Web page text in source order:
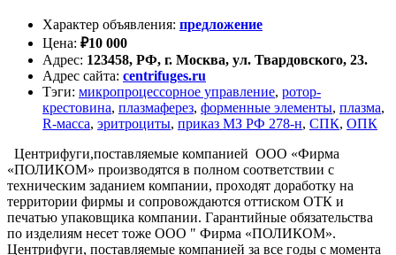
Характер объявления: предложение
Цена: ₽10 000
Адрес: 123458, РФ, г. Москва, ул. Твардовского, 23.
Адрес сайта: centrifuges.ru
Тэги: микропроцессорное управление, ротор-
крестовина, плазмаферез, форменные элементы, плазма,
R-масса, эритроциты, приказ МЗ РФ 278-н, СПК, ОПК
Центрифуги,поставляемые компанией ООО «Фирма
«ПОЛИКОМ» производятся в полном соответствии с
техническим заданием компании, проходят доработку на
территории фирмы и сопровождаются оттиском ОТК и
печатью упаковщика компании. Гарантийные обязательства
по изделиям несет тоже ООО " Фирма «ПОЛИКОМ».
Центрифуги, поставляемые компанией за все годы с момента